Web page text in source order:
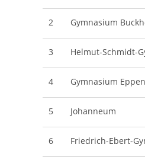
2 Gymnasium
3 Helmut-Schmidt-
4 Gymnasium
5 Johanneum
6 Friedrich-Ebert-